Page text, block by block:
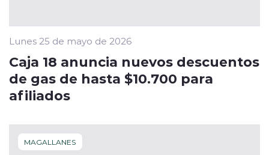
Lunes 25 de mayo de 2026
Caja 18 anuncia nuevos descuentos
de gas de hasta $10.700 para
afiliados
MAGALLANES